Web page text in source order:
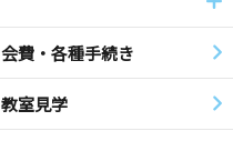
会費・各種手続き
教室見学